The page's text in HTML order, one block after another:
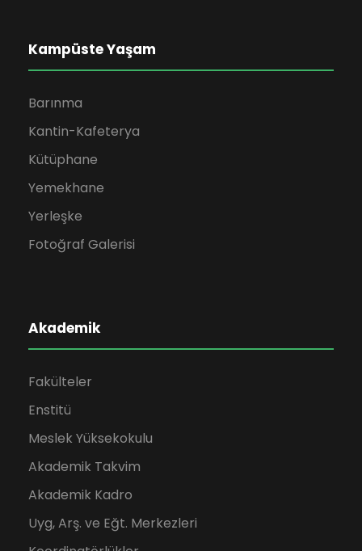
Kampüste Yaşam
Barınma
Kantin-Kafeterya
Kütüphane
Yemekhane
Yerleşke
Fotoğraf Galerisi
Akademik
Fakülteler
Enstitü
Meslek Yüksekokulu
Akademik Takvim
Akademik Kadro
Uyg, Arş. ve Eğt. Merkezleri